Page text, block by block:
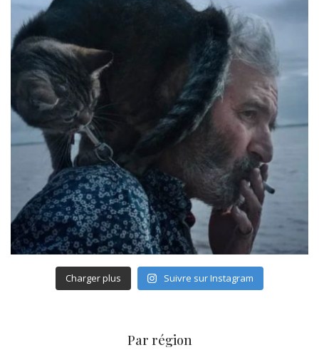
Charger plus Suivre sur Instagram
Par région